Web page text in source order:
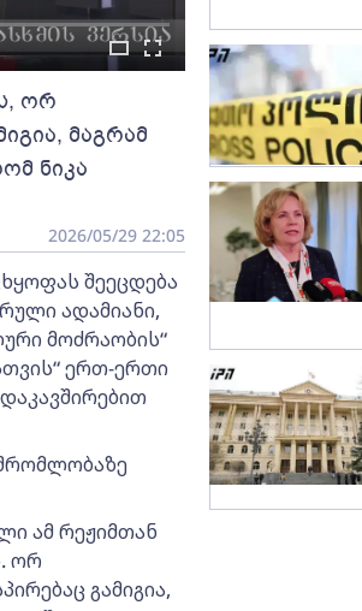
ორ
მაგრამ
ნიკა
2026/05/29 22:05
შეეცდება
ადამიანი,
მოძრაობის“
ერთ-ერთი
ამ რეჟიმთან
ორ
გამიგია,